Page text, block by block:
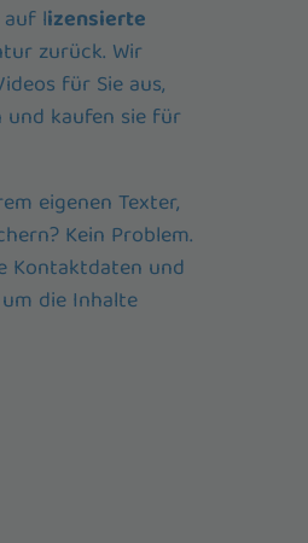
lizensierte
zurück. Wir
für Sie aus,
und kaufen sie für
eigenen Texter,
Kein Problem.
Kontaktdaten und
die Inhalte